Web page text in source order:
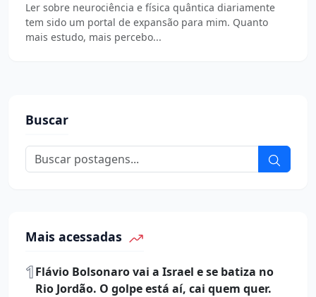
Ler sobre neurociência e física quântica diariamente
tem sido um portal de expansão para mim. Quanto
mais estudo, mais percebo...
Buscar
Mais acessadas
1Flávio Bolsonaro vai a Israel e se batiza no
Rio Jordão. O golpe está aí, cai quem quer.